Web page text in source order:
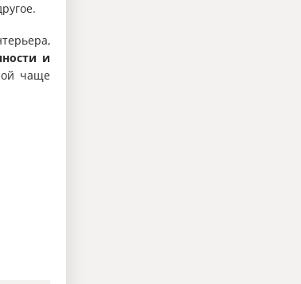
и
чаще